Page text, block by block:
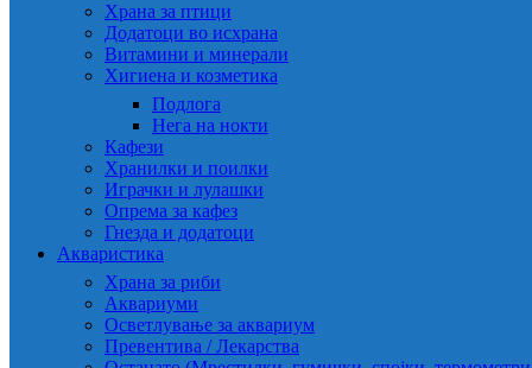
Храна за птици
Додатоци во исхрана
Витамини и минерали
Хигиена и козметика
Подлога
Нега на нокти
Кафези
Хранилки и поилки
Играчки и лулашки
Опрема за кафез
Гнезда и додатоци
Акваристика
Храна за риби
Аквариуми
Осветлување за аквариум
Превентива / Лекарства